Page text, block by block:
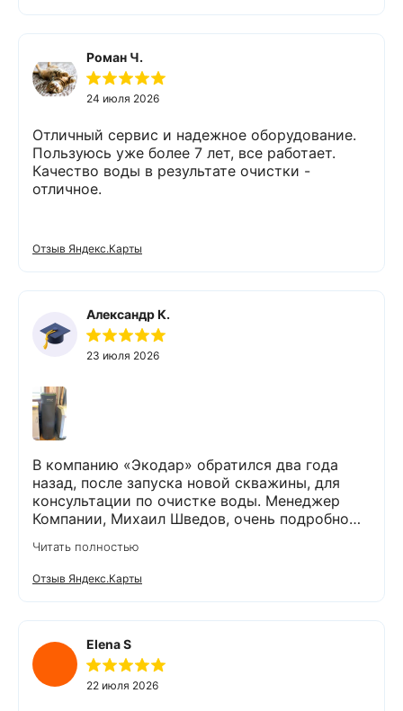
Роман Ч.
24 июля 2026
Отличный сервис и надежное оборудование.
Пользуюсь уже более 7 лет, все работает.
Качество воды в результате очистки -
отличное.
Отзыв Яндекс.Карты
Александр К.
23 июля 2026
В компанию «Экодар» обратился два года
назад, после запуска новой скважины, для
консультации по очистке воды. Менеджер
Компании, Михаил Шведов, очень подробно
подобрать оптимальный вариант, пригласил в
офис для заключения договора. Оборудование
«Экодар компакт», которое я поставил,
существенно снизило жесткость воды,
убрало посторонние запахи. Вода стала
мягкой и приятной на вкус. Полностью
доволен сотрудничеством с Компанией
«Экодар». Рекомендую.
Читать полностью
Отзыв Яндекс.Карты
Elena S
22 июля 2026